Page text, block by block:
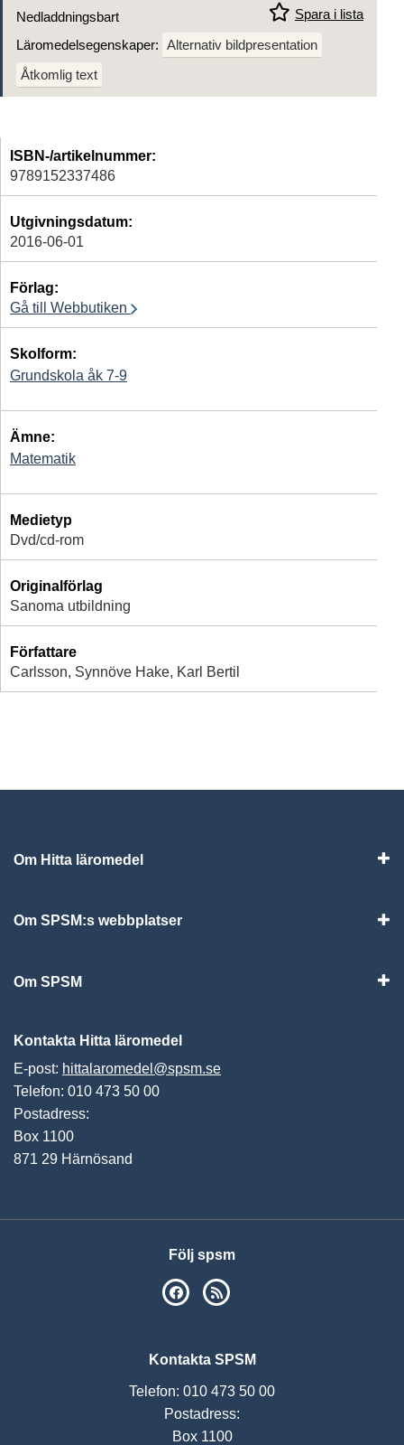
Spara i lista
Nedladdningsbart
Läromedelsegenskaper: Alternativ bildpresentation
Åtkomlig text
ISBN-/artikelnummer:
9789152337486
Utgivningsdatum:
2016-06-01
Förlag:
Gå till Webbutiken
Skolform:
Grundskola åk 7-9
Ämne:
Matematik
Medietyp
Dvd/cd-rom
Originalförlag
Sanoma utbildning
Författare
Carlsson, Synnöve Hake, Karl Bertil
Om Hitta läromedel
Om SPSM:s webbplatser
Om SPSM
Kontakta Hitta läromedel
E-post: hittalaromedel@spsm.se
Telefon: 010 473 50 00
Postadress:
Box 1100
871 29 Härnösand
Följ spsm
SPSM på Facebook
Kontakta SPSM
Telefon: 010 473 50 00
Postadress:
Box 1100